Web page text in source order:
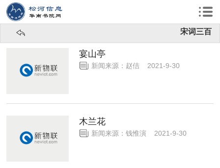
宋词三百
宴山亭
新闻来源：赵佶 2021-9-30
木兰花
新闻来源：钱惟演 2021-9-30